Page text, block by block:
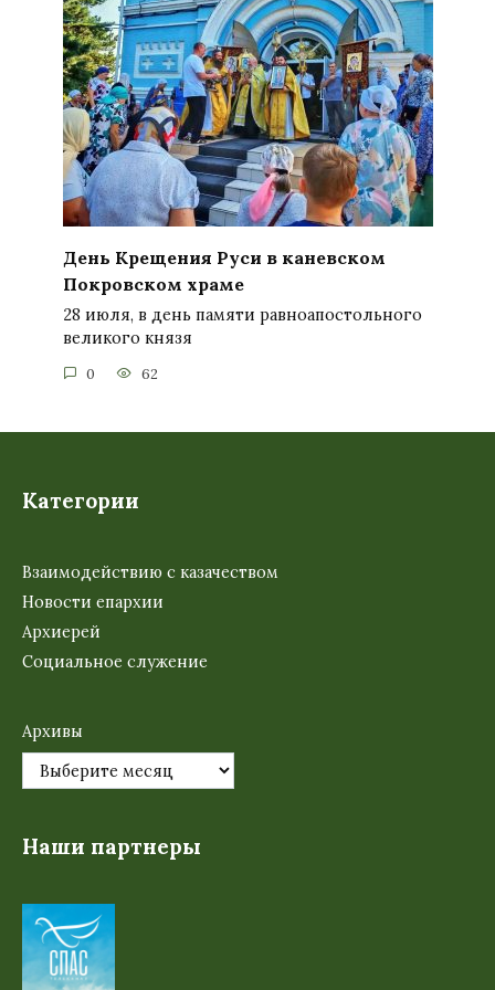
День Крещения Руси в каневском
Покровском храме
28 июля, в день памяти равноапостольного
великого князя
0 62
Категории
Взаимодействию с казачеством
Новости епархии
Архиерей
Социальное служение
Архивы
Наши партнеры